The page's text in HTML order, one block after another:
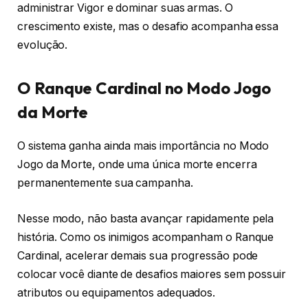
administrar Vigor e dominar suas armas. O
crescimento existe, mas o desafio acompanha essa
evolução.
O Ranque Cardinal no Modo Jogo
da Morte
O sistema ganha ainda mais importância no Modo
Jogo da Morte, onde uma única morte encerra
permanentemente sua campanha.
Nesse modo, não basta avançar rapidamente pela
história. Como os inimigos acompanham o Ranque
Cardinal, acelerar demais sua progressão pode
colocar você diante de desafios maiores sem possuir
atributos ou equipamentos adequados.